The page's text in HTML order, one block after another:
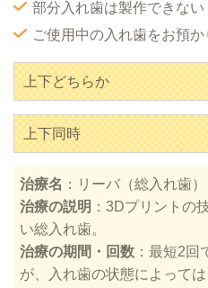
部分入れ歯は製作できない
ご使用中の入れ歯をお預
上下どちらか
上下同時
治療名 ： リーバ（総入れ歯）
治療の説明 ： 3Dプリントの
い総入れ歯。
治療の期間・回数 ： 最短2回
が、入れ歯の状態によって